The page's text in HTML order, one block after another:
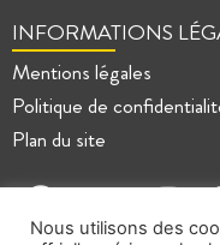
INFORMATIONS
Mentions légales
Politique de
Plan du site
Nous utilisons des